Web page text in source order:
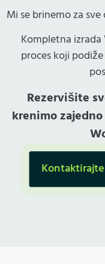
Mi se brinemo za
Kompletna
proces koji
Rezervišite
krenimo